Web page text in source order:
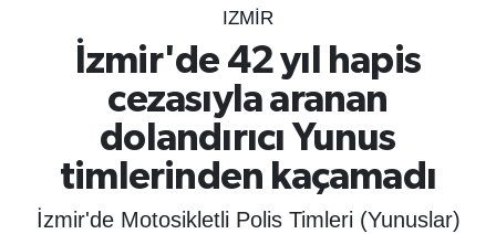
IZMIR
İzmir'de 42 yıl hapis
cezasıyla aranan
dolandırıcı Yunus
timlerinden kaçamadı
İzmir'de Motosikletli Polis Timleri (Yunuslar)
SPOR
ÇEVRE
YAŞAM
BİLİM - TEKNOLOJİ